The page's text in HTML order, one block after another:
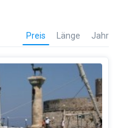
Preis Länge Jahr
1 2
3